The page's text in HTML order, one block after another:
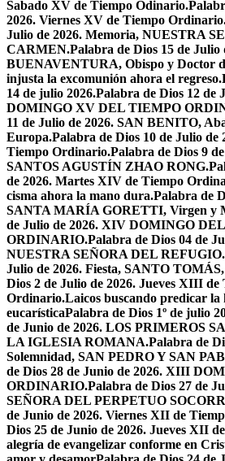
Sabado XV de Tiempo Odinario.
2026. Viernes XV de Tiempo
Julio de 2026. Memoria, NUESTRA
CARMEN.Palabra de Dios 15 de Julio
BUENAVENTURA, Obispo y Doctor
injusta la excomunión ahora el regreso.
14 de julio 2026.Palabra de Dios 12 de
DOMINGO XV DEL TIEMPO
11 de Julio de 2026. SAN BENITO,
Europa.Palabra de Dios 10 de Julio de
Tiempo Ordinario.Palabra de Dios 9
SANTOS AGUSTÍN ZHAO RONG.
de 2026. Martes XIV de Tiempo
cisma ahora la mano dura.Palabra de
SANTA MARÍA GORETTI, Virgen y
de Julio de 2026. XIV DOMINGO
ORDINARIO.Palabra de Dios 04 de
NUESTRA SEÑORA DEL REFUGIO.
Julio de 2026. Fiesta, SANTO
Dios 2 de Julio de 2026. Jueves XIII de
Ordinario.Laicos buscando predicar la
eucarísticaPalabra de Dios 1º de julio
de Junio de 2026. LOS PRIMEROS
LA IGLESIA ROMANA.Palabra de
Solemnidad, SAN PEDRO Y SAN
de Dios 28 de Junio de 2026. XIII
ORDINARIO.Palabra de Dios 27 de
SEÑORA DEL PERPETUO
de Junio de 2026. Viernes XII de
Dios 25 de Junio de 2026. Jueves XII
alegría de evangelizar conforme en